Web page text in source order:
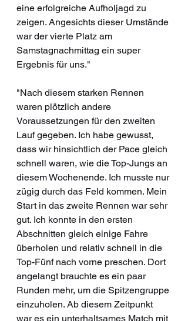
eine erfolgreiche Aufholjagd zu
zeigen. Angesichts dieser Umstände
war der vierte Platz am
Samstagnachmittag ein super
Ergebnis für uns."
"Nach diesem starken Rennen
waren plötzlich andere
Voraussetzungen für den zweiten
Lauf gegeben. Ich habe gewusst,
dass wir hinsichtlich der Pace gleich
schnell waren, wie die Top-Jungs an
diesem Wochenende. Ich musste nur
zügig durch das Feld kommen. Mein
Start in das zweite Rennen war sehr
gut. Ich konnte in den ersten
Abschnitten gleich einige Fahre
überholen und relativ schnell in die
Top-Fünf nach vorne preschen. Dort
angelangt brauchte es ein paar
Runden mehr, um die Spitzengruppe
einzuholen. Ab diesem Zeitpunkt
war es ein unterhaltsames Match mit